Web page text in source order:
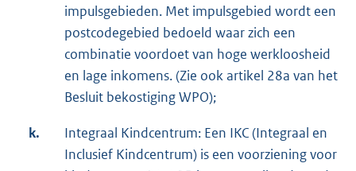
impulsgebieden. Met impulsgebied wordt een
postcodegebied bedoeld waar zich een
combinatie voordoet van hoge werkloosheid
en lage inkomens. (Zie ook artikel 28a van het
Besluit bekostiging WPO);
k.
Integraal Kindcentrum: Een IKC (Integraal en
Inclusief Kindcentrum) is een voorziening voor